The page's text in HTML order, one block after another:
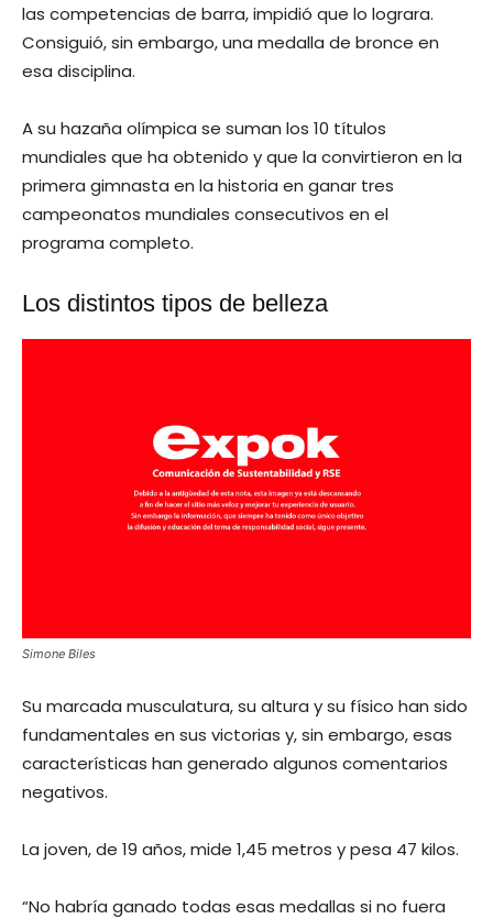
las competencias de barra, impidió que lo lograra.
Consiguió, sin embargo, una medalla de bronce en
esa disciplina.
A su hazaña olímpica se suman los 10 títulos
mundiales que ha obtenido y que la convirtieron en la
primera gimnasta en la historia en ganar tres
campeonatos mundiales consecutivos en el
programa completo.
Los distintos tipos de belleza
Simone Biles
Su marcada musculatura, su altura y su físico han sido
fundamentales en sus victorias y, sin embargo, esas
características han generado algunos comentarios
negativos.
La joven, de 19 años, mide 1,45 metros y pesa 47 kilos.
“No habría ganado todas esas medallas si no fuera